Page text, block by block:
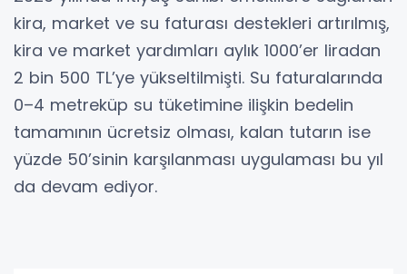
kira, market ve su faturası destekleri artırılmış,
kira ve market yardımları aylık 1000’er liradan
2 bin 500 TL’ye yükseltilmişti. Su faturalarında
0–4 metreküp su tüketimine ilişkin bedelin
tamamının ücretsiz olması, kalan tutarın ise
yüzde 50’sinin karşılanması uygulaması bu yıl
da devam ediyor.